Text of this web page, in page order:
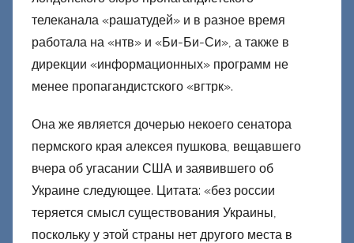
к
телеканала «рашатудей» и в разное время
работала на «нтв» и «Би-Би-Си», а также в
дирекции «информационных» программ не
менее пропагандистского «вгтрк».
Она же является дочерью некоего сенатора
пермского края алексея пушкова, вещавшего
вчера об угасании США и заявившего об
Украине следующее. Цитата: «без россии
теряется смысл существования Украины,
поскольку у этой страны нет другого места в